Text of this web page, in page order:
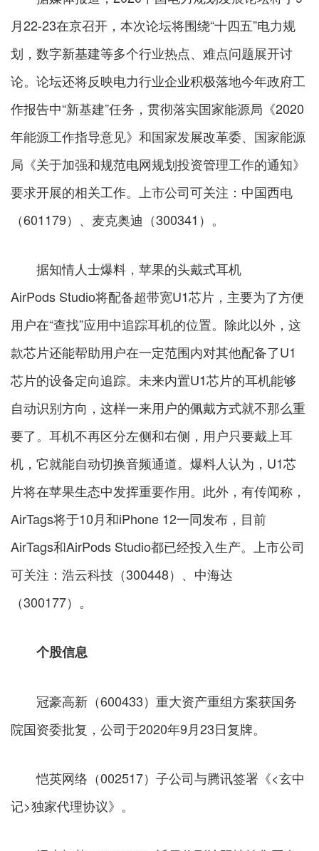
月22-23在京召开，本次论坛将围绕“十四五”电力规
划，数字新基建等多个行业热点、难点问题展开讨
论。论坛还将反映电力行业企业积极落地今年政府工
作报告中“新基建”任务，贯彻落实国家能源局《2020
年能源工作指导意见》和国家发展改革委、国家能源
局《关于加强和规范电网规划投资管理工作的通知》
要求开展的相关工作。上市公司可关注：中国西电
（601179）、麦克奥迪（300341）。
据知情人士爆料，苹果的头戴式耳机
AirPods Studio将配备超带宽U1芯片，主要为了方便
用户在“查找”应用中追踪耳机的位置。除此以外，这
款芯片还能帮助用户在一定范围内对其他配备了U1
芯片的设备定向追踪。未来内置U1芯片的耳机能够
自动识别方向，这样一来用户的佩戴方式就不那么重
要了。耳机不再区分左侧和右侧，用户只要戴上耳
机，它就能自动切换音频通道。爆料人认为，U1芯
片将在苹果生态中发挥重要作用。此外，有传闻称，
AirTags将于10月和iPhone 12一同发布，目前
AirTags和AirPods Studio都已经投入生产。上市公司
可关注：浩云科技（300448）、中海达
（300177）。
个股信息
冠豪高新（600433）重大资产重组方案获国务
院国资委批复，公司于2020年9月23日复牌。
恺英网络（002517）子公司与腾讯签署《<玄中
记>独家代理协议》。